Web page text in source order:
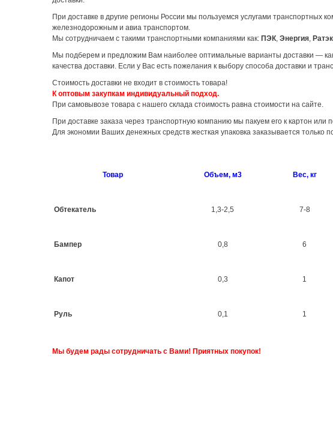
При доставке в другие регионы России мы пользуемся услугами
железнодорожным и авиа транспортом.
Мы сотрудничаем с такими транспортными компаниями как: ПЭК, Энергия, Ратэк
Мы подберем и предложим Вам наиболее оптимальные варианты доставки — как
качества доставки. Если у Вас есть пожелания к выбору способа доставки и
Стоимость доставки не входит в стоимость товара!
К оптовым закупкам индивидуальный подход.
При самовывозе товара с нашего склада стоимость равна стоимости на сайте.
При доставке заказа через транспортную компанию мы пакуем его к картон или
Для экономии Ваших денежных средств жесткая упаковка заказывается только
Товар Объем, м3 Вес, кг
Обтекатель 1,3-2,5 7-8
Бампер 0,8 6
Капот 0,3 1
Руль 0,1 1
Мы будем рады сотрудничать с Вами! Приятных покупок!